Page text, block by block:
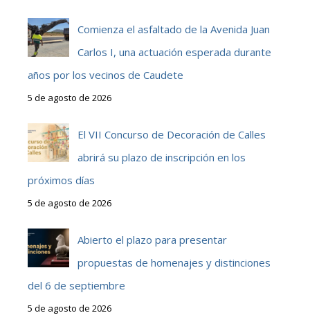
Comienza el asfaltado de la Avenida Juan
Carlos I, una actuación esperada durante
años por los vecinos de Caudete
5 de agosto de 2026
El VII Concurso de Decoración de Calles
abrirá su plazo de inscripción en los
próximos días
5 de agosto de 2026
Abierto el plazo para presentar
propuestas de homenajes y distinciones
del 6 de septiembre
5 de agosto de 2026